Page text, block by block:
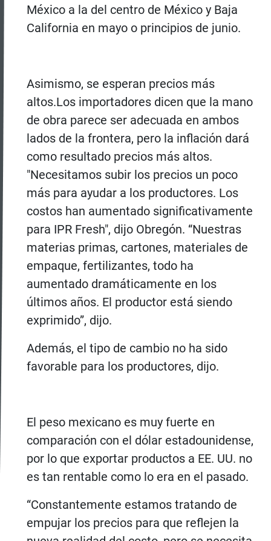
México a la del centro de México y Baja
California en mayo o principios de junio.
Asimismo, se esperan precios más
altos.Los importadores dicen que la mano
de obra parece ser adecuada en ambos
lados de la frontera, pero la inflación dará
como resultado precios más altos.
"Necesitamos subir los precios un poco
más para ayudar a los productores. Los
costos han aumentado significativamente
para IPR Fresh", dijo Obregón. “Nuestras
materias primas, cartones, materiales de
empaque, fertilizantes, todo ha
aumentado dramáticamente en los
últimos años. El productor está siendo
exprimido”, dijo.
Además, el tipo de cambio no ha sido
favorable para los productores, dijo.
El peso mexicano es muy fuerte en
comparación con el dólar estadounidense,
por lo que exportar productos a EE. UU. no
es tan rentable como lo era en el pasado.
“Constantemente estamos tratando de
empujar los precios para que reflejen la